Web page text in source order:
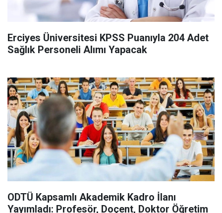
Erciyes Üniversitesi KPSS Puanıyla 204 Adet
Sağlık Personeli Alımı Yapacak
ODTÜ Kapsamlı Akademik Kadro İlanı
Yayımladı: Profesör, Doçent, Doktor Öğretim